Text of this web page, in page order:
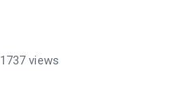
1737 views